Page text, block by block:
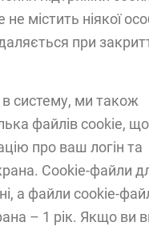
містить ніякої
при
в систему, ми також
файлів cookie,
про ваш логін та
Cookie-файли
а файли cookie-
– 1 рік. Якщо ви